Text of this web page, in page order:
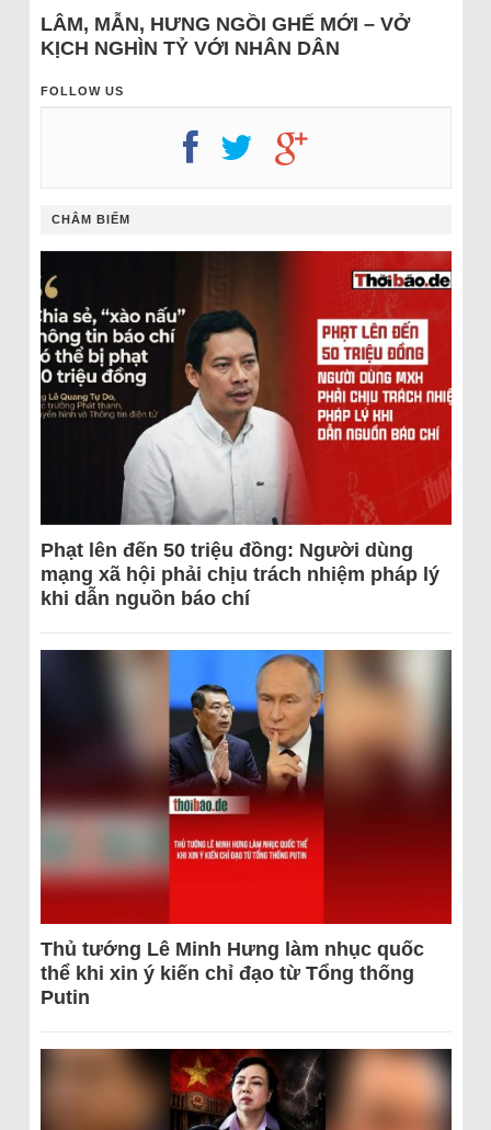
LÂM, MẪN, HƯNG NGỒI GHẾ MỚI – VỞ
KỊCH NGHÌN TỶ VỚI NHÂN DÂN
FOLLOW US
CHÂM BIẾM
Phạt lên đến 50 triệu đồng: Người dùng
mạng xã hội phải chịu trách nhiệm pháp lý
khi dẫn nguồn báo chí
Thủ tướng Lê Minh Hưng làm nhục quốc
thể khi xin ý kiến chỉ đạo từ Tổng thống
Putin